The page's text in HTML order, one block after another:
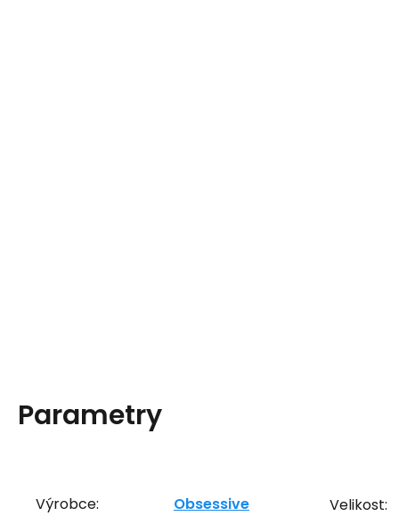
Parametry
Výrobce: Obsessive Velikost: